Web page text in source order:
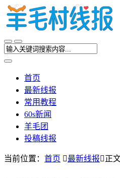
首页
最新线报
常用教程
60s新闻
羊毛团
投稿线报
当前位置： 首页 最新线报正